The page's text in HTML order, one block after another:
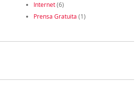
Internet(6)
Prensa Gratuita (1)